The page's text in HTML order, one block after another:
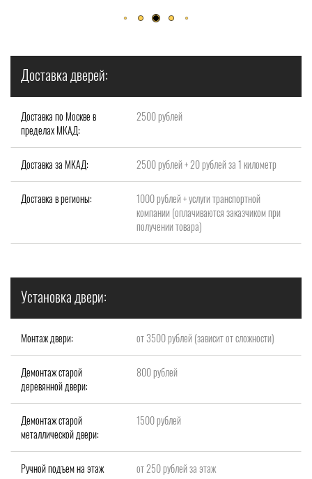
Доставка дверей:
Доставка по Москве в
пределах МКАД:
2500 рублей
Доставка за МКАД: 2500 рублей + 20 рублей за 1 километр
Доставка в регионы:
1000 рублей + услуги транспортной
компании (оплачиваются заказчиком при
получении товара)
Установка двери:
Монтаж двери: от 3500 рублей (зависит от сложности)
Демонтаж старой
деревянной двери:
800 рублей
Демонтаж старой
металлической двери:
1500 рублей
Ручной подъем на этаж
от 250 рублей за этаж